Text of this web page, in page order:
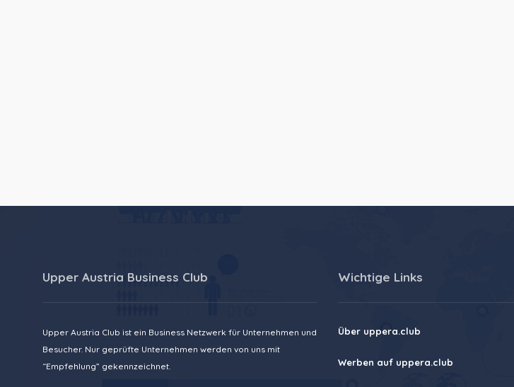
Upper Austria Business Club
Upper Austria Club ist ein Business Netzwerk für Unternehmen und
Besucher. Nur geprüfte Unternehmen werden von uns mit
“Empfehlung” gekennzeichnet.
Wichtige Links
Über uppera.club
Werben auf uppera.club